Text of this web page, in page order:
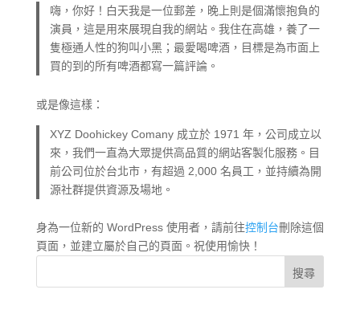
嗨，你好！白天我是一位郵差，晚上則是個滿懷抱負的
演員，這是用來展現自我的網站。我住在高雄，養了一
隻極通人性的狗叫小黑；最愛喝啤酒，目標是為市面上
買的到的所有啤酒都寫一篇評論。
或是像這樣：
XYZ Doohickey Comany 成立於 1971 年，公司成立以
來，我們一直為大眾提供高品質的網站客製化服務。目
前公司位於台北市，有超過 2,000 名員工，並持續為開
源社群提供資源及場地。
身為一位新的 WordPress 使用者，請前往控制台刪除這個
頁面，並建立屬於自己的頁面。祝使用愉快！